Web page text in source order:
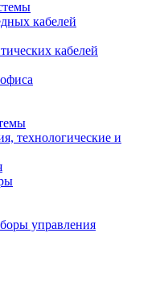
кабелей
кабелей
технологические и
управления